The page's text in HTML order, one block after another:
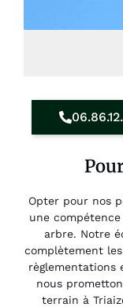
Opter pour nos
une
arbre. Notre
complètement
règlementations
nous
terrain à